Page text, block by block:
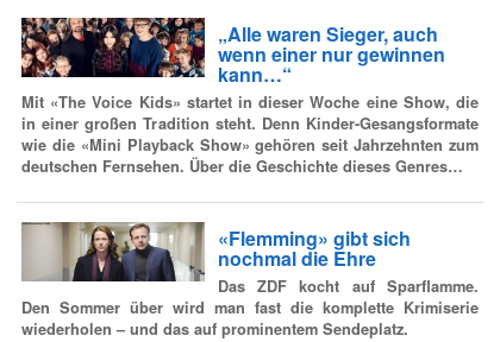
„Alle waren Sieger, auch
wenn einer nur gewinnen
kann…“
Mit «The Voice Kids» startet in dieser Woche eine Show, die
in einer großen Tradition steht. Denn Kinder-Gesangsformate
wie die «Mini Playback Show» gehören seit Jahrzehnten zum
deutschen Fernsehen. Über die Geschichte dieses Genres…
«Flemming» gibt sich
nochmal die Ehre
Das ZDF kocht auf Sparflamme.
Den Sommer über wird man fast die komplette Krimiserie
wiederholen – und das auf prominentem Sendeplatz.